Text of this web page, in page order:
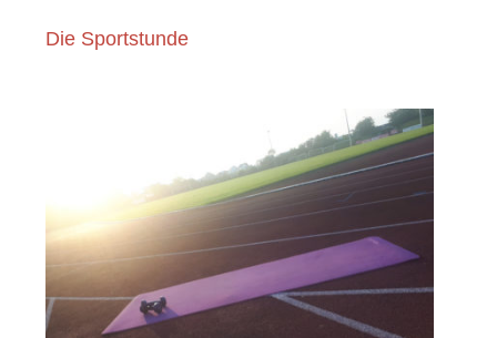
Die Sportstunde